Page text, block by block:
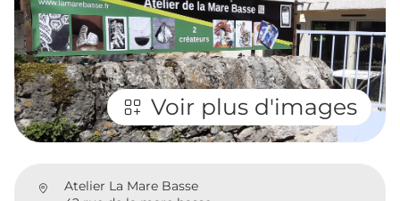
Voir plus d'images
Atelier La Mare Basse